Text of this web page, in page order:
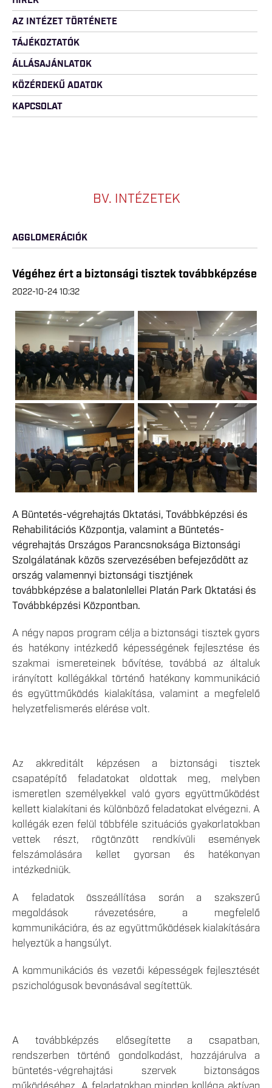
AZ INTÉZET TÖRTÉNETE
TÁJÉKOZTATÓK
ÁLLÁSAJÁNLATOK
KÖZÉRDEKŰ ADATOK
KAPCSOLAT
BV. INTÉZETEK
AGGLOMERÁCIÓK
Végéhez ért a biztonsági tisztek továbbképzése
2022-10-24 10:32
A Büntetés-végrehajtás Oktatási, Továbbképzési és
Rehabilitációs Központja, valamint a Büntetés-
végrehajtás Országos Parancsnoksága Biztonsági
Szolgálatának közös szervezésében befejeződött az
ország valamennyi biztonsági tisztjének
továbbképzése a balatonlellei Platán Park Oktatási és
Továbbképzési Központban.
A négy napos program célja a biztonsági tisztek gyors
és hatékony intézkedő képességének fejlesztése és
szakmai ismereteinek bővítése, továbbá az általuk
irányított kollégákkal történő hatékony kommunikáció
és együttműködés kialakítása, valamint a megfelelő
helyzetfelismerés elérése volt.
Az akkreditált képzésen a biztonsági tisztek
csapatépítő feladatokat oldottak meg, melyben
ismeretlen személyekkel való gyors együttműködést
kellett kialakítani és különböző feladatokat elvégezni. A
kollégák ezen felül többféle szituációs gyakorlatokban
vettek részt, rögtönzött rendkívüli események
felszámolására kellet gyorsan és hatékonyan
intézkedniük.
A feladatok összeállítása során a szakszerű
megoldások rávezetésére, a megfelelő
kommunikációra, és az együttműködések kialakítására
helyeztük a hangsúlyt.
A kommunikációs és vezetői képességek fejlesztését
pszichológusok bevonásával segítettük.
A továbbképzés elősegítette a csapatban,
rendszerben történő gondolkodást, hozzájárulva a
büntetés-végrehajtási szervek biztonságos